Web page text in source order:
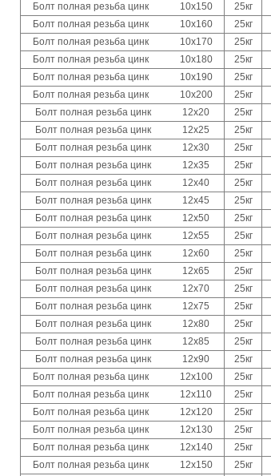
Болт полная резьба цинк 10x150
25кг
Болт полная резьба цинк 10x160
25кг
Болт полная резьба цинк 10x170
25кг
Болт полная резьба цинк 10x180
25кг
Болт полная резьба цинк 10x190
25кг
Болт полная резьба цинк 10x200
25кг
Болт полная резьба цинк 12x20
25кг
Болт полная резьба цинк 12x25
25кг
Болт полная резьба цинк 12x30
25кг
Болт полная резьба цинк 12x35
25кг
Болт полная резьба цинк 12x40
25кг
Болт полная резьба цинк 12x45
25кг
Болт полная резьба цинк 12x50
25кг
Болт полная резьба цинк 12x55
25кг
Болт полная резьба цинк 12x60
25кг
Болт полная резьба цинк 12x65
25кг
Болт полная резьба цинк 12x70
25кг
Болт полная резьба цинк 12x75
25кг
Болт полная резьба цинк 12x80
25кг
Болт полная резьба цинк 12x85
25кг
Болт полная резьба цинк 12x90
25кг
Болт полная резьба цинк 12x100
25кг
Болт полная резьба цинк 12x110
25кг
Болт полная резьба цинк 12x120
25кг
Болт полная резьба цинк 12x130
25кг
Болт полная резьба цинк 12x140
25кг
Болт полная резьба цинк 12x150
25кг